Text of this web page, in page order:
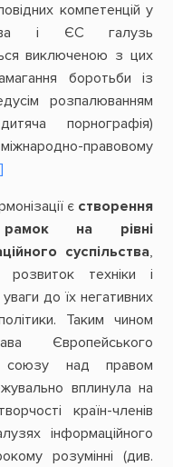
компетенцій у
і ЄС галузь
виключеною з цих
боротьби із
розпалюванням
порнографія)
правовому
є створення
рамок на рівні
суспільства,
техніки і
до їх негативних
Таким чином
Європейського
союзу над правом
вплинула на
країн-членів
інформаційного
розумінні (див.